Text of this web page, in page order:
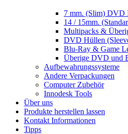
7 mm. (Slim) DVD
14 / 15mm.
Multipacks &
DVD Hüllen
Blu-Ray & Game
Überige DVD und
Aufbewahrungssysteme
Andere Verpackungen
Computer Zubehör
Innodesk Tools
Über uns
Produkte herstellen lassen
Kontakt Informationen
Tipps